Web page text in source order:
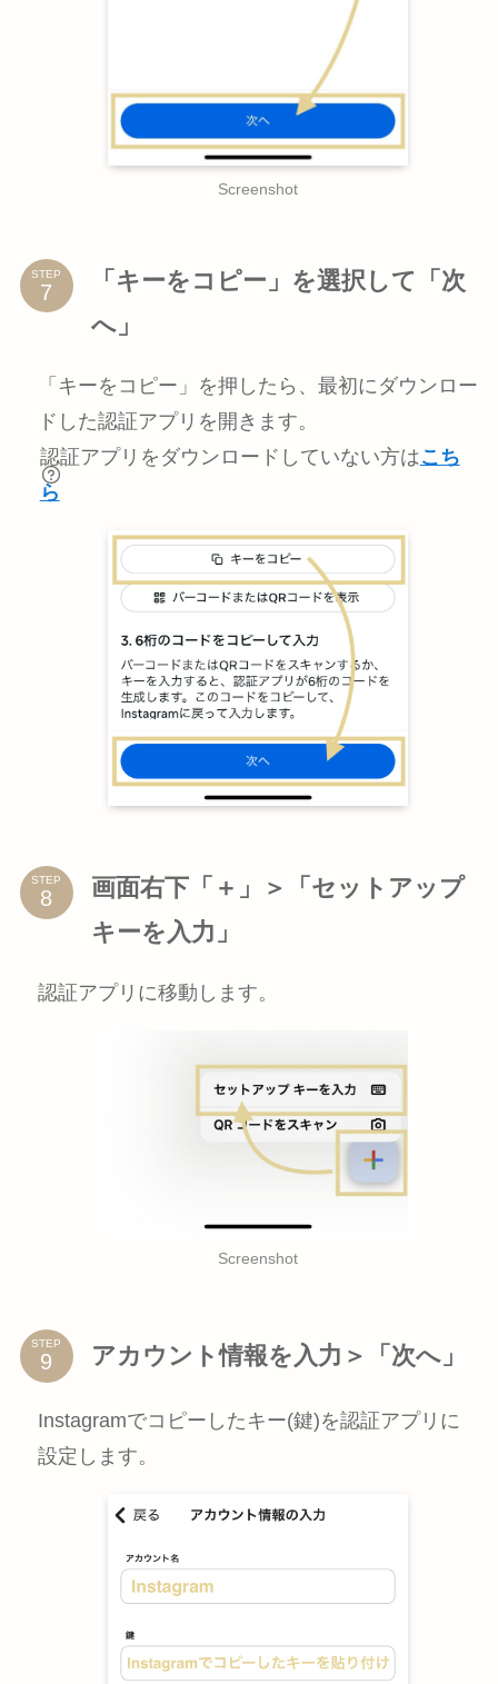
Screenshot
STEP
「キーをコピー」を選択して「次
へ」
「キーをコピー」を押したら、最初にダウンロー
ドした認証アプリを開きます。
認証アプリをダウンロードしていない方はこち
ら
STEP
画面右下「＋」＞「セットアップ
キーを入力」
認証アプリに移動します。
Screenshot
STEP アカウント情報を入力＞「次へ」
Instagramでコピーしたキー(鍵)を認証アプリに
設定します。